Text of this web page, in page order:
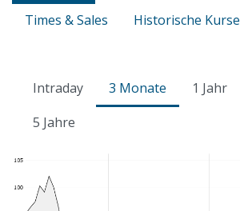
Times & Sales
Historische Kurse
Intraday 3 Monate 1 Jahr
5 Jahre